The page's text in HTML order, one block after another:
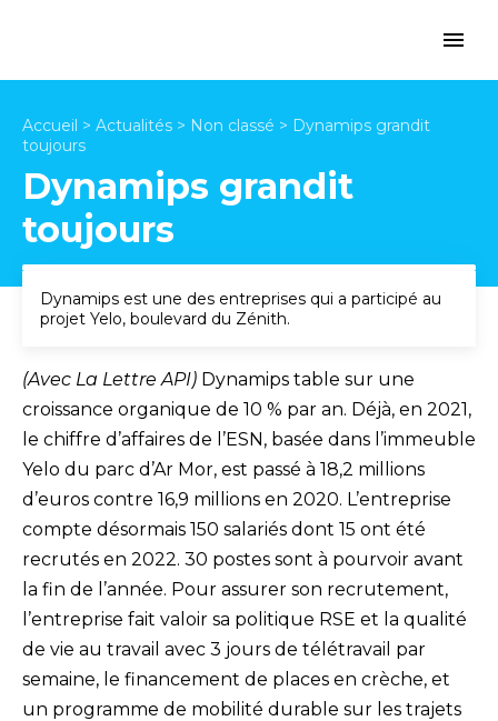
Accueil > Actualités > Non classé > Dynamips grandit
toujours
Dynamips grandit
toujours
Dynamips est une des entreprises qui a participé au
projet Yelo, boulevard du Zénith.
(Avec La Lettre API) Dynamips table sur une
croissance organique de 10 % par an. Déjà, en 2021,
le chiffre d’affaires de l’ESN, basée dans l’immeuble
Yelo du parc d’Ar Mor, est passé à 18,2 millions
d’euros contre 16,9 millions en 2020. L’entreprise
compte désormais 150 salariés dont 15 ont été
recrutés en 2022. 30 postes sont à pourvoir avant
la fin de l’année. Pour assurer son recrutement,
l’entreprise fait valoir sa politique RSE et la qualité
de vie au travail avec 3 jours de télétravail par
semaine, le financement de places en crèche, et
un programme de mobilité durable sur les trajets